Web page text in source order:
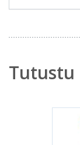
Tutustu